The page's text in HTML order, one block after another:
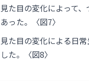
見た目の変化によって
あった。〈図7〉
見た目の変化による日
した。〈図8〉